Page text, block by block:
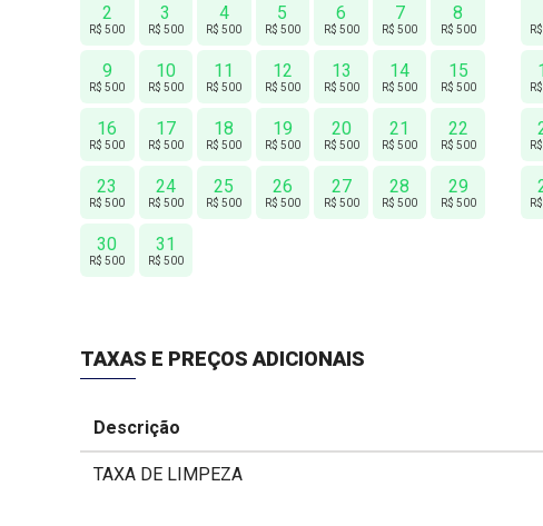
2
R$ 500
3
R$ 500
4
R$ 500
5
R$ 500
6
R$ 500
7
R$ 500
8
R$ 500
9
R$ 500
10
R$ 500
11
R$ 500
12
R$ 500
13
R$ 500
14
R$ 500
15
R$ 500
16
R$ 500
17
R$ 500
18
R$ 500
19
R$ 500
20
R$ 500
21
R$ 500
22
R$ 500
23
R$ 500
24
R$ 500
25
R$ 500
26
R$ 500
27
R$ 500
28
R$ 500
29
R$ 500
30
R$ 500
31
R$ 500
TAXAS E PREÇOS ADICIONAIS
Descrição
TAXA DE LIMPEZA